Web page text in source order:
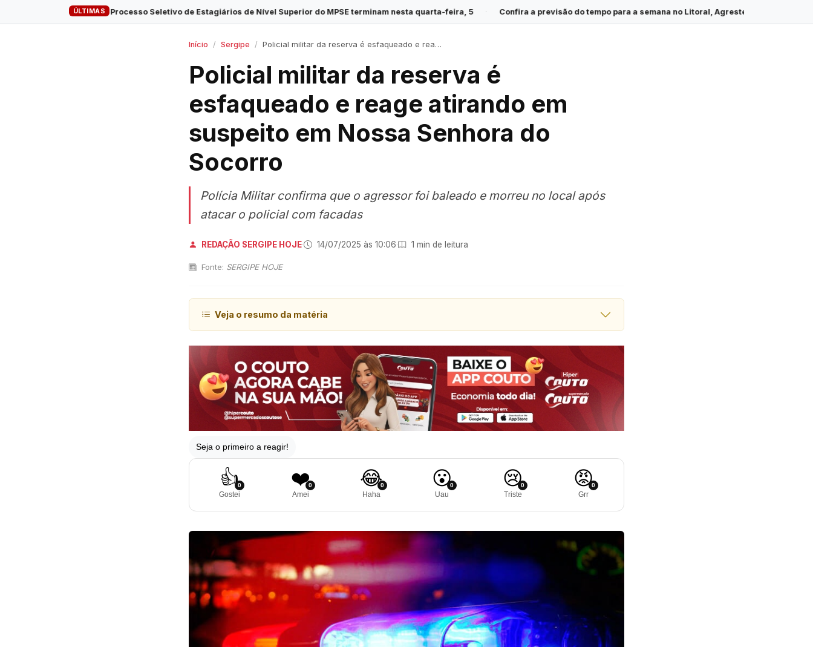
ÚLTIMAS
o Processo Seletivo de Estagiários de Nível Superior do MPSE terminam nesta quarta-feira, 5 · Confira a previsão do tempo para a semana no Litoral, Agreste e Sertão de Sergipe
Início Sergipe Policial militar da reserva é esfaqueado e reage atirando em suspeito em Nossa Senhora do Socorro
Policial militar da reserva é
esfaqueado e reage atirando em
suspeito em Nossa Senhora do
Socorro
Polícia Militar confirma que o agressor foi baleado e morreu no local após
atacar o policial com facadas
REDAÇÃO SERGIPE HOJE· 14/07/2025 às 10:06· 1 min de leitura
Fonte: SERGIPE HOJE
Veja o resumo da matéria
Seja o primeiro a reagir!
👍0
Gostei
❤️0
Amei
😂0
Haha
😮0
Uau
😢0
Triste
😡0
Grr